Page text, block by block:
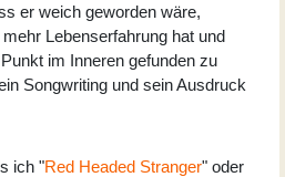
er weich geworden wäre,
Lebenserfahrung hat und
im Inneren gefunden zu
Songwriting und sein Ausdruck
ich "Red Headed Stranger" oder